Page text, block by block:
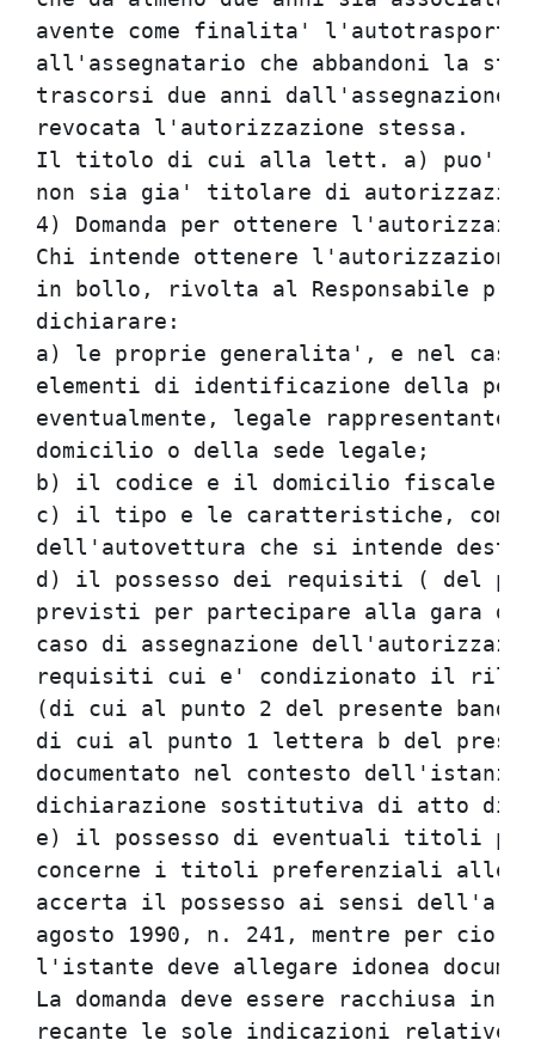
avente come finalita'
all'assegnatario che abbandoni la
trascorsi due anni dall'assegnazione
revocata l'autorizzazione stessa.
Il titolo di cui alla lett. a) puo'
non sia gia' titolare di
4) Domanda per ottenere
Chi intende ottenere l'autorizzazione
in bollo, rivolta al Responsabile
dichiarare:
a) le proprie generalita', e nel caso
elementi di identificazione della
eventualmente, legale
domicilio o della sede legale;
b) il codice e il domicilio fiscale;
c) il tipo e le caratteristiche,
dell'autovettura che si intende
d) il possesso dei requisiti ( del
previsti per partecipare alla gara di
caso di assegnazione
requisiti cui e' condizionato il
(di cui al punto 2 del presente
di cui al punto 1 lettera b del
documentato nel contesto
dichiarazione sostitutiva di atto di
e) il possesso di eventuali titoli
concerne i titoli preferenziali alle
accerta il possesso ai sensi
agosto 1990, n. 241, mentre per cio'
l'istante deve allegare idonea
La domanda deve essere racchiusa
recante le sole indicazioni relative